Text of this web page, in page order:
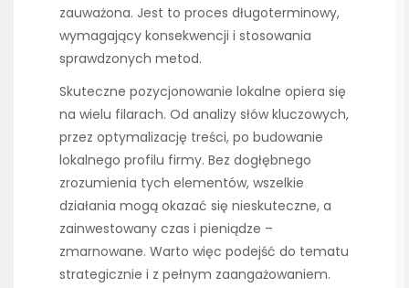
zauważona. Jest to proces długoterminowy,
wymagający konsekwencji i stosowania
sprawdzonych metod.
Skuteczne pozycjonowanie lokalne opiera się
na wielu filarach. Od analizy słów kluczowych,
przez optymalizację treści, po budowanie
lokalnego profilu firmy. Bez dogłębnego
zrozumienia tych elementów, wszelkie
działania mogą okazać się nieskuteczne, a
zainwestowany czas i pieniądze –
zmarnowane. Warto więc podejść do tematu
strategicznie i z pełnym zaangażowaniem.